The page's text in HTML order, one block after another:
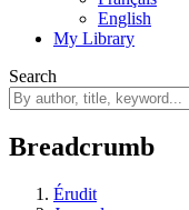
English
My Library
Search
Breadcrumb
Érudit